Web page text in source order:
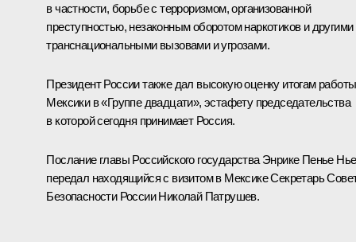
в частности, борьбе с терроризмом, организованной
преступностью, незаконным оборотом наркотиков и другими
транснациональными вызовами и угрозами.
Президент России также дал высокую оценку итогам работы
Мексики в «Группе двадцати», эстафету председательства
в которой сегодня принимает Россия.
Послание главы Российского государства Энрике Пенье
передал находящийся с визитом в Мексике Секретарь
Безопасности РоссииНиколай Патрушев.